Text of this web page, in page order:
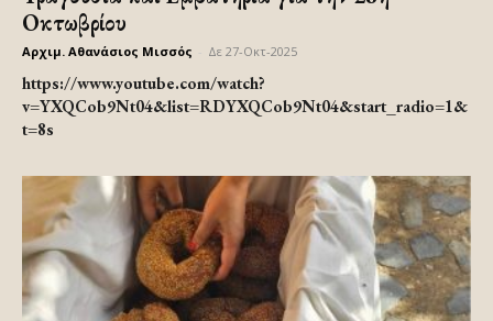
Οκτωβρίου
Αρχιμ. Αθανάσιος Μισσός Δε 27-Οκτ-2025
https://www.youtube.com/watch?
v=YXQCob9Nt04&list=RDYXQCob9Nt04&start_radio=1&
t=8s